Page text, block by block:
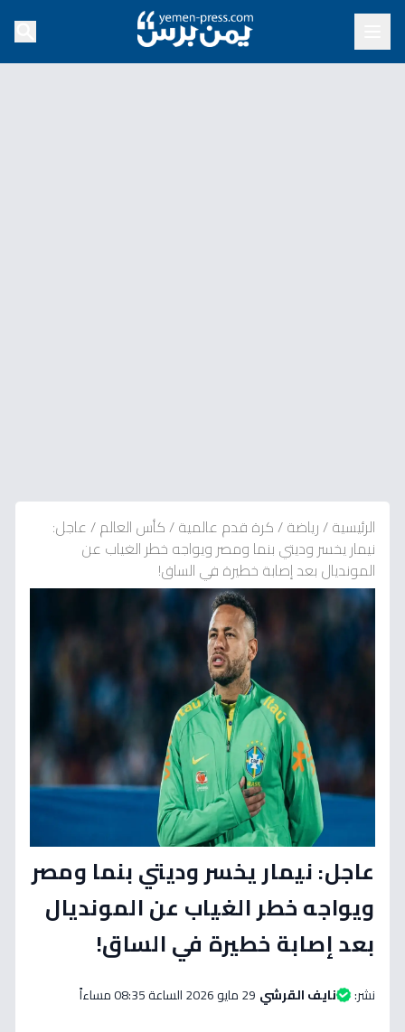
الرئيسية/رياضة/كرة قدم عالمية/كأس العالم/عاجل:
نيمار يخسر وديتي بنما ومصر ويواجه خطر الغياب عن
المونديال بعد إصابة خطيرة في الساق!
عاجل: نيمار يخسر وديتي بنما ومصر
ويواجه خطر الغياب عن المونديال
بعد إصابة خطيرة في الساق!
نشر: نايف القرشي 29 مايو 2026 الساعة 08:35 مساءاً